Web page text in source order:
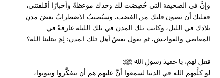
وإنَّ في الصحيفة التي خُصِصَت لك وحدك موعظةً وأخبارًا أقلقتني،
فعليك أن تصون قلبك من الغضب. وسيُصيبُ الاضطرابُ بعضَ مدنِ
بلادك في الليل، وكانت تلك المدن في تلك الليلة غارقةً في
المعاصي والفواحش. ثم يقول بعضُ أهل تلك المدن: لِمَ يبتلينا الله؟
فقل لهم، يا حفيدَ رسولِ الله ﷺ:
لو كلَّمهم الله في الدنيا لسمعوا أنَّ عليهم هم أن يتفكَّروا ويتوبوا،